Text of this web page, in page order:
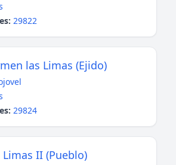
29822
las Limas (Ejido)
29824
Limas II (Pueblo)